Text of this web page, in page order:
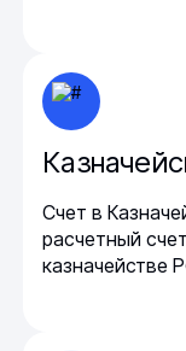
Счет в
расчетный
казначействе